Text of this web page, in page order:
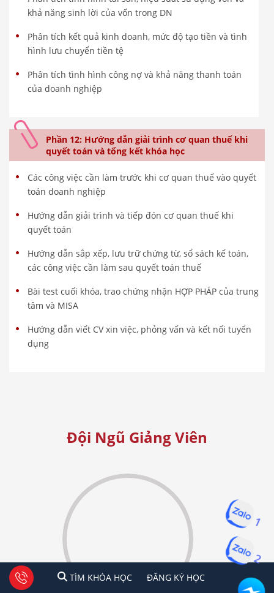
khả năng sinh lời của vốn trong DN
Phân tích kết quả kinh doanh, mức độ tạo tiền và tình
hình lưu chuyển tiền tệ
Phân tích tình hình công nợ và khả năng thanh toán
của doanh nghiệp
Phần 12: Hướng dẫn giải trình cơ quan thuế khi
quyết toán và tổng kết khóa học
Các công việc cần làm trước khi cơ quan thuế vào quyết
toán doanh nghiệp
Hướng dẫn giải trình và tiếp đón cơ quan thuế khi
quyết toán
Hướng dẫn sắp xếp, lưu trữ chứng từ, sổ sách kế toán,
các công việc cần làm sau quyết toán thuế
Bài test cuối khóa, trao chứng nhận HỢP PHÁP của trung
tâm và MISA
Hướng dẫn viết CV xin việc, phỏng vấn và kết nối tuyển
dụng
Đội Ngũ Giảng Viên
TÌM KHÓA HỌC ĐĂNG KÍ HỌC
1 2 Tư vấn facebook
TÌM KHÓA HỌC ĐĂNG KÝ HỌC
1
2